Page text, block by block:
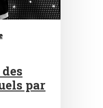
close
par